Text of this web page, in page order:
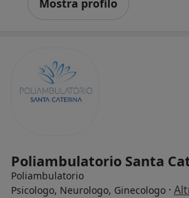
Mostra profilo
Poliambulatorio Santa
Poliambulatorio
Psicologo, Neurologo, Ginecologo ·